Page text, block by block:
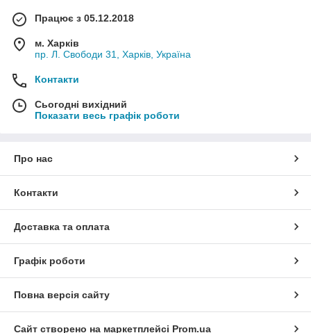
Працює з 05.12.2018
м. Харків
пр. Л. Свободи 31, Харків, Україна
Контакти
Сьогодні вихідний
Показати весь графік роботи
Про нас
Контакти
Доставка та оплата
Графік роботи
Повна версія сайту
Сайт створено на маркетплейсі Prom.ua